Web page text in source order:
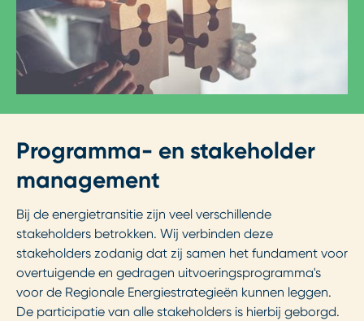
Programma- en stakeholder
management
Bij de energietransitie zijn veel verschillende
stakeholders betrokken. Wij verbinden deze
stakeholders zodanig dat zij samen het fundament voor
overtuigende en gedragen uitvoeringsprogramma's
voor de Regionale Energiestrategieën kunnen leggen.
De participatie van alle stakeholders is hierbij geborgd.